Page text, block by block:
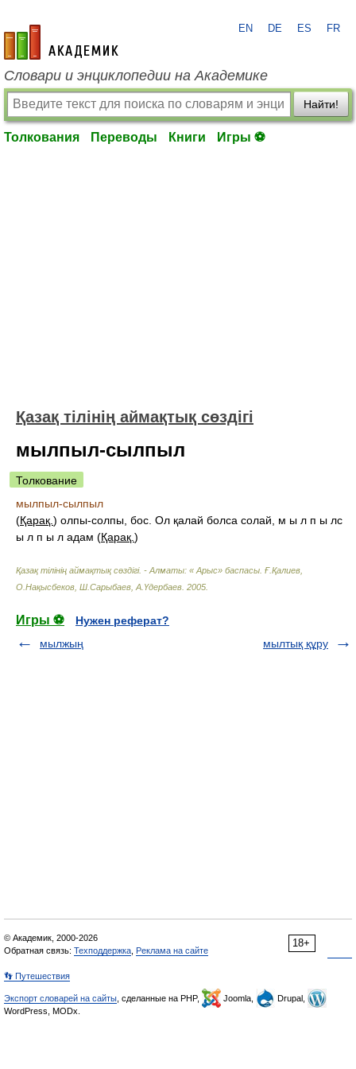
academic.ru
EN DE ES FR
Словари и энциклопедии на Академике
Найти!
Толкования Переводы Книги Игры ⚽
Қазақ тілінің аймақтық сөздігі
мылпыл-сылпыл
Толкование
мылпыл-сылпыл
(Қарақ. ) олпы-солпы, бос. Ол қалай болса солай, м ы л п ы лс
ы л п ы л адам (Қарақ. )
Қазақ тілінің аймақтық сөздігі. - Алматы: « Арыс» баспасы Ғ.Қалиев,
О.Нақысбеков, Ш.Сарыбаев, А.Үдербаев 2005
Игры ⚽
Нужен реферат?
мылжың
мылтық құру
18+
© Академик, 2000-2026
Обратная связь: Техподдержка Реклама на сайте
👣 Путешествия
Экспорт словарей на сайты , сделанные на PHP, Joomla,
Drupal,
WordPress, MODx.